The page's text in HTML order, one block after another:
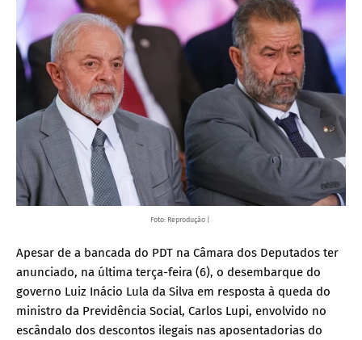
Foto: Reprodução |
Apesar de a bancada do PDT na Câmara dos Deputados ter
anunciado, na última terça-feira (6), o desembarque do
governo Luiz Inácio Lula da Silva em resposta à queda do
ministro da Previdência Social, Carlos Lupi, envolvido no
escândalo dos descontos ilegais nas aposentadorias do